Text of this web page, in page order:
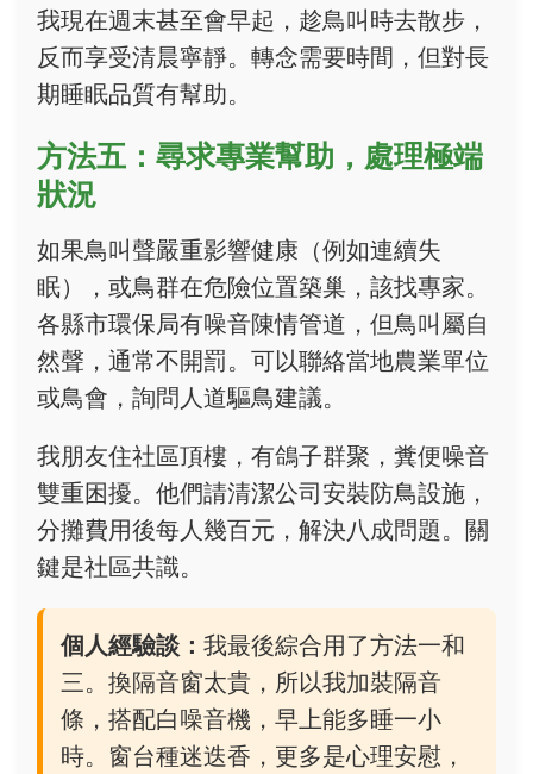
我現在週末甚至會早起，趁鳥叫時去散步，
反而享受清晨寧靜。轉念需要時間，但對長
期睡眠品質有幫助。
方法五：尋求專業幫助，處理極端
狀況
如果鳥叫聲嚴重影響健康（例如連續失
眠），或鳥群在危險位置築巢，該找專家。
各縣市環保局有噪音陳情管道，但鳥叫屬自
然聲，通常不開罰。可以聯絡當地農業單位
或鳥會，詢問人道驅鳥建議。
我朋友住社區頂樓，有鴿子群聚，糞便噪音
雙重困擾。他們請清潔公司安裝防鳥設施，
分攤費用後每人幾百元，解決八成問題。關
鍵是社區共識。
個人經驗談： 我最後綜合用了方法一和
三。換隔音窗太貴，所以我加裝隔音
條，搭配白噪音機，早上能多睡一小
時。窗台種迷迭香，更多是心理安慰，